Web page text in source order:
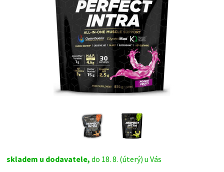
skladem u dodavatele,do 18. 8. (úterý) u Vás